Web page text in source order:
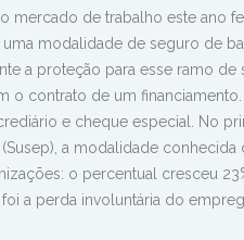
mercado de trabalho este ano
modalidade de seguro de
a proteção para esse ramo
o contrato de um
e cheque especial. No
(Susep), a modalidade
o percentual cresceu
a perda involuntária do